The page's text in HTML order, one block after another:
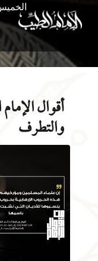
الخميس، ٢٣ صفر ١٤٤٨ هـ - ٦
أقوال
والتطرف